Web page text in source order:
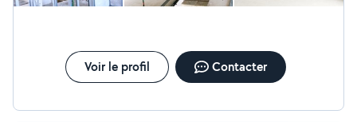
Voir le profil Contacter